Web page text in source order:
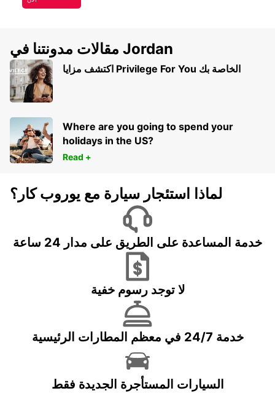
مقالات مدونتنا في Jordan
اكتشف مزايا Privilege For You الخاصة بك
Where are you going to spend your
holidays in the US?
Read +
لماذا استئجار سيارة مع يوروب كار؟
خدمة المساعدة على الطريق على مدار 24 ساعة
لا توجد رسوم خفية
خدمة 24/7 في معظم المطارات الرئيسية
السيارات المستأجرة الجديدة فقط